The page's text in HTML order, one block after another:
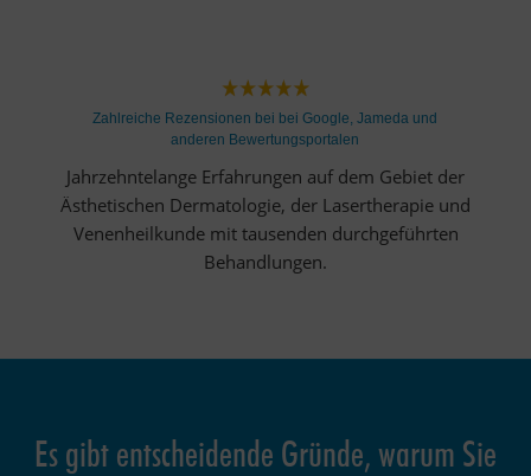
Zahlreiche Rezensionen bei bei Google, Jameda und
anderen Bewertungsportalen
Jahrzehntelange Erfahrungen auf dem Gebiet der
Ästhetischen Dermatologie, der Lasertherapie und
Venenheilkunde mit tausenden durchgeführten
Behandlungen.
Es gibt entscheidende Gründe, warum Sie